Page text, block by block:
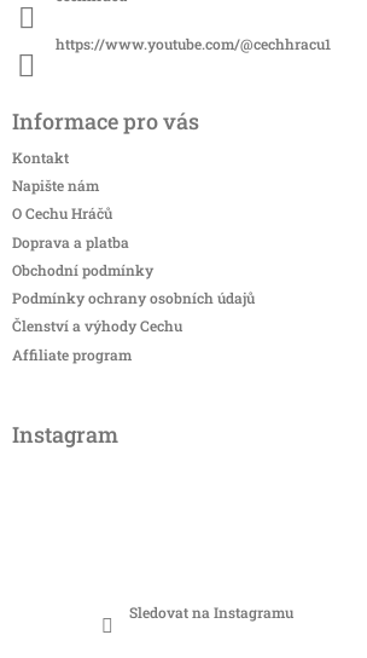
https://www.youtube.com/@cechhracu1
Informace pro vás
Kontakt
Napište nám
O Cechu Hráčů
Doprava a platba
Obchodní podmínky
Podmínky ochrany osobních údajů
Členství a výhody Cechu
Affiliate program
Instagram
Sledovat na Instagramu